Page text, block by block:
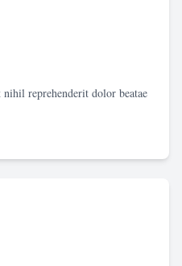
reprehenderit dolor beatae